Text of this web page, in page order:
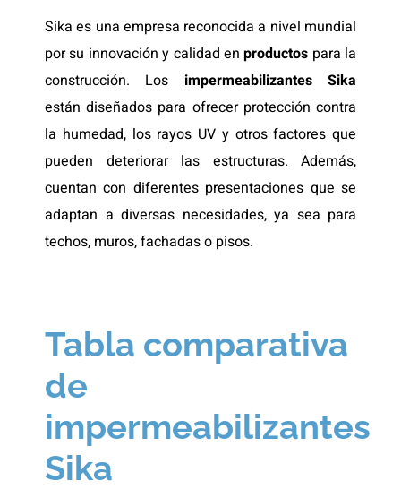
Sika es una empresa reconocida a nivel mundial
por su innovación y calidad enproductos para la
construcción. Los impermeabilizantes Sika
están diseñados para ofrecer protección contra
la humedad, los rayos UV y otros factores que
pueden deteriorar las estructuras. Además,
cuentan con diferentes presentaciones que se
adaptan a diversas necesidades, ya sea para
techos, muros, fachadas o pisos.
Tabla comparativa
de
impermeabilizantes
Sika